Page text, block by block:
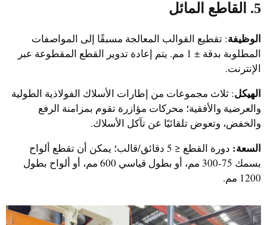
5. القاطع المائل
الوظيفة: تقطيع القوالب المعالجة مسبقًا إلى المواصفات
المطلوبة بدقة ± 1 مم. يتم إعادة تدوير القطع المقطوعة عبر
الإنترنت.
الهيكل: ثلاث مجموعات من إطارات الأسلاك الفولاذية الطولية
والعرضية والأفقية؛ محركات مؤازرة تقوم بمزامنة الرفع
والخفض، وتعوض تلقائيًا عن تآكل الأسلاك.
السعة:
دورة القطع ≤ 5 دقائق/قالب؛ يمكن أن تقطع ألواح
بسمك 75-300 مم، أو بطول قياسي 600 مم، أو ألواح بطول
1200 مم.